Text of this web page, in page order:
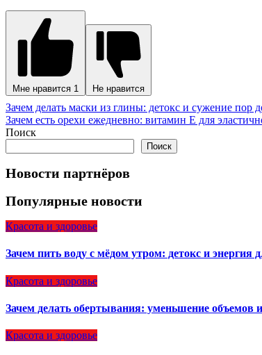
Мне нравится 1 Не нравится
Навигация
по
записям
Зачем делать маски из глины: детокс и сужение пор
Зачем есть орехи ежедневно: витамин Е для
Поиск
Поиск
Новости партнёров
Популярные новости
Красота и здоровье
Зачем пить воду с мёдом утром: детокс и энергия
Красота и здоровье
Зачем делать обертывания: уменьшение объемов
Красота и здоровье